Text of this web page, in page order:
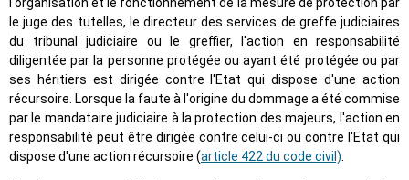
l'organisation et le fonctionnement de la mesure de protection par
le juge des tutelles, le directeur des services de greffe judiciaires
du tribunal judiciaire ou le greffier, l'action en responsabilité
diligentée par la personne protégée ou ayant été protégée ou par
ses héritiers est dirigée contre l'Etat qui dispose d'une action
récursoire. Lorsque la faute à l'origine du dommage a été commise
par le mandataire judiciaire à la protection des majeurs, l'action en
responsabilité peut être dirigée contre celui-ci ou contre l'Etat qui
dispose d'une action récursoire (article 422 du code civil).